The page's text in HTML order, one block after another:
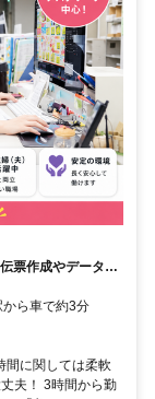
票作成やデータ入
万里駅から車で約3分
に関しては柔軟
夫！ 3時間から勤